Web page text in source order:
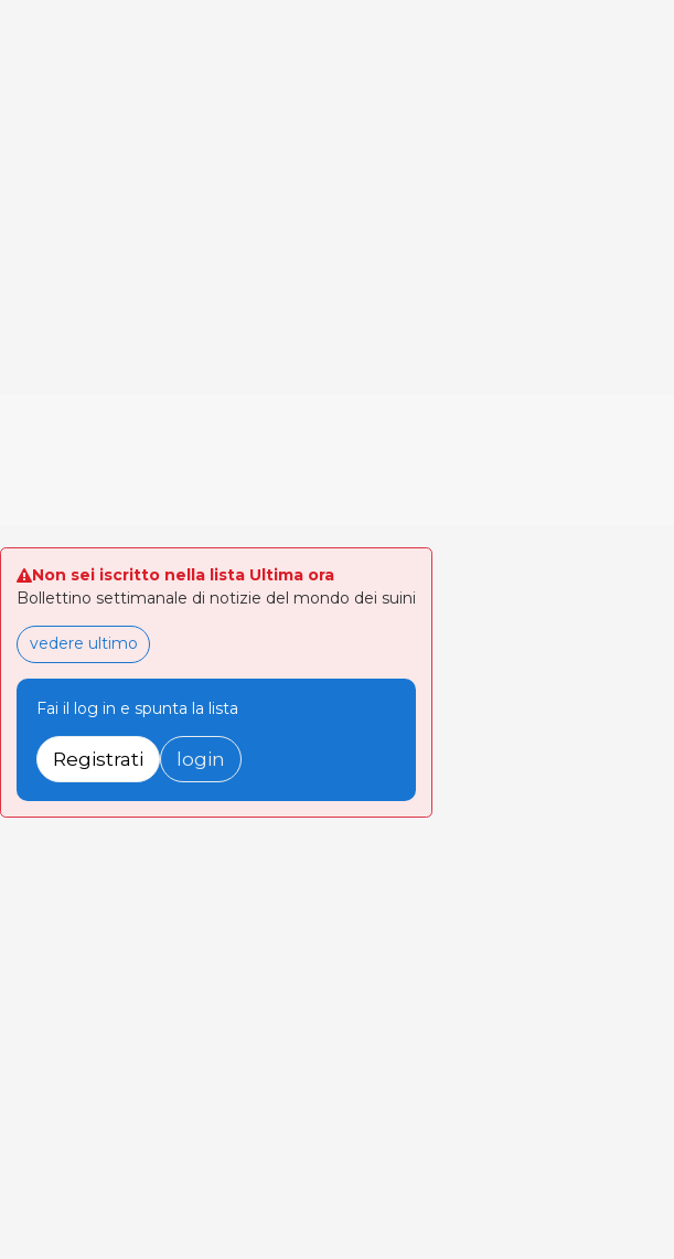
Non sei iscritto nella lista Ultima ora
Bollettino settimanale di notizie del mondo dei suini
vedere ultimo
Fai il log in e spunta la lista
Registrati login